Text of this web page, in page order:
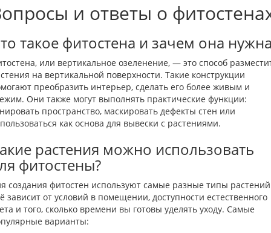
и ответы о
такое фитостена и зачем она
или вертикальное озеленение, — это способ
на вертикальной поверхности. Такие конструкции
преобразить интерьер, сделать его более живым и
Они также могут выполнять практические функции:
пространство, маскировать дефекты стен или
как основа для вывески с растениями.
растения можно использовать
фитостены?
создания фитостен используют самые разные типы
зависит от условий в помещении, доступности естественного
и того, сколько времени вы готовы уделять уходу. Самые
варианты: